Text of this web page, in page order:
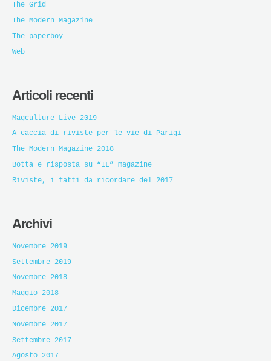
The Grid
The Modern Magazine
The paperboy
Web
Articoli recenti
Magculture Live 2019
A caccia di riviste per le vie di Parigi
The Modern Magazine 2018
Botta e risposta su “IL” magazine
Riviste, i fatti da ricordare del 2017
Archivi
Novembre 2019
Settembre 2019
Novembre 2018
Maggio 2018
Dicembre 2017
Novembre 2017
Settembre 2017
Agosto 2017